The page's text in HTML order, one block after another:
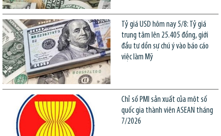
Tỷ giá USD hôm nay 5/8: Tỷ giá
trung tâm lên 25.405 đồng, giới
đầu tư dồn sự chú ý vào báo cáo
việc làm Mỹ
Chỉ số PMI sản xuất của một số
quốc gia thành viên ASEAN tháng
7/2026